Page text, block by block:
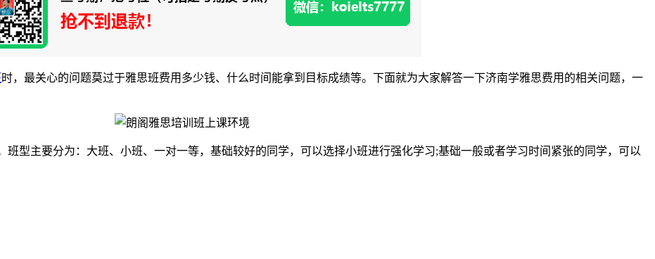
时，最关心的问题莫过于雅思班费用多少钱、什么时间能拿到目标成绩等。下面就为大家解答一下济南学雅思费用的相关问题，一
主要分为：大班、小班、一对一等，基础较好的同学，可以选择小班进行强化学习;基础一般或者学习时间紧张的同学，可以